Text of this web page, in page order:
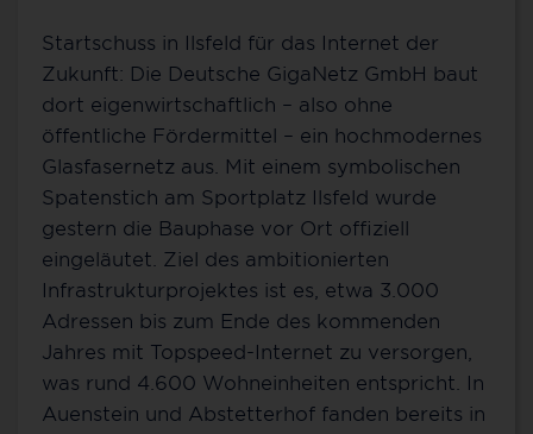
Startschuss in Ilsfeld für das Internet der
Zukunft: Die Deutsche GigaNetz GmbH baut
dort eigenwirtschaftlich – also ohne
öffentliche Fördermittel – ein hochmodernes
Glasfasernetz aus. Mit einem symbolischen
Spatenstich am Sportplatz Ilsfeld wurde
gestern die Bauphase vor Ort offiziell
eingeläutet. Ziel des ambitionierten
Infrastrukturprojektes ist es, etwa 3.000
Adressen bis zum Ende des kommenden
Jahres mit Topspeed-Internet zu versorgen,
was rund 4.600 Wohneinheiten entspricht. In
Auenstein und Abstetterhof fanden bereits in